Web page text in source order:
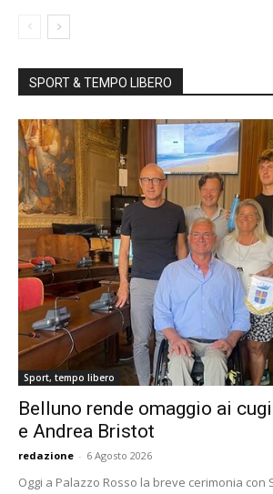
SPORT & TEMPO LIBERO
Sport, tempo libero
Belluno rende omaggio ai
e Andrea Bristot
redazione - 6 Agosto 2026
Oggi a Palazzo Rosso la breve cerimonia con